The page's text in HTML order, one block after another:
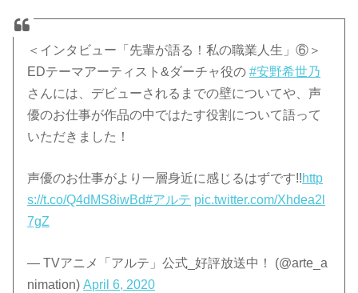
＜インタビュー「先輩が語る！私の職業人生」⑥＞
EDテーマアーティスト&ダーチャ役の#安野希世乃
さんには、デビューされるまでの壁についてや、声
優のお仕事が作品の中ではたす役割について語って
いただきました！
声優のお仕事がより一層身近に感じるはずです!!http
s://t.co/Q4dMS8iwBd#アルテ pic.twitter.com/Xhdea2l
7gZ
— TVアニメ「アルテ」公式_好評放送中！ (@arte_a
nimation)April 6, 2020